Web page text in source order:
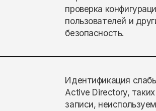
проверка
пользователей и
безопасность.
Идентификация
Active Directory,
записи,